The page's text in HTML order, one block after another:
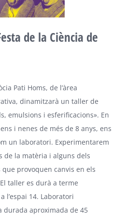
de la Ciència de
Pati Homs, de l’àrea
dinamitzarà un taller de
emulsions i esferificacions». En
i nenes de més de 8 anys, ens
un laboratori. Experimentarem
de la matèria i alguns dels
provoquen canvis en els
taller es durà a terme
l’espai 14. Laboratori
durada aproximada de 45